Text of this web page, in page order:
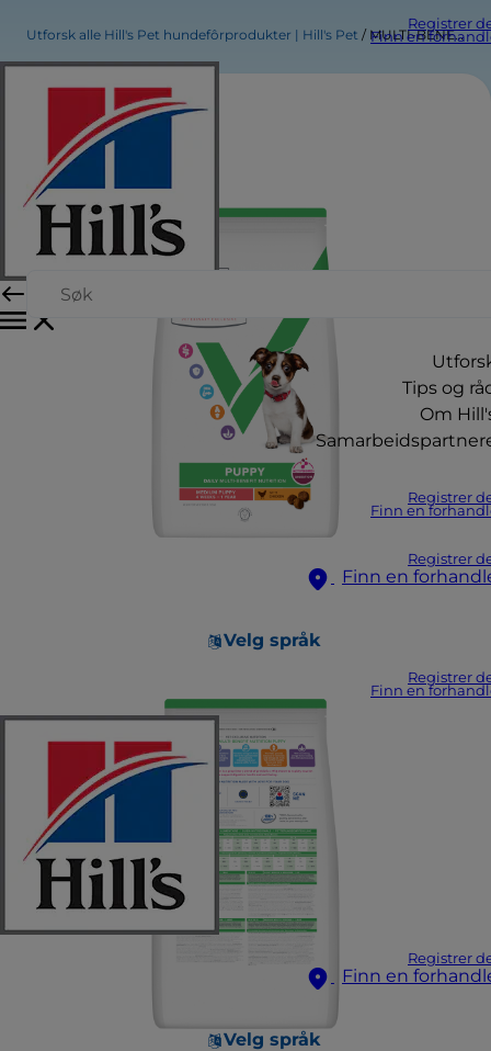
Registrer
Finn en
Tips og
Om
Registrer
Finn en
Registrer
Finn en
Velg språk
Registrer
Finn en
Registrer
Finn en
Velg språk
Utforsk alle Hill's Pet hundefôrprodukter | Hill's Pet MULTI-BENEFIT Puppy Medium tørrfôr